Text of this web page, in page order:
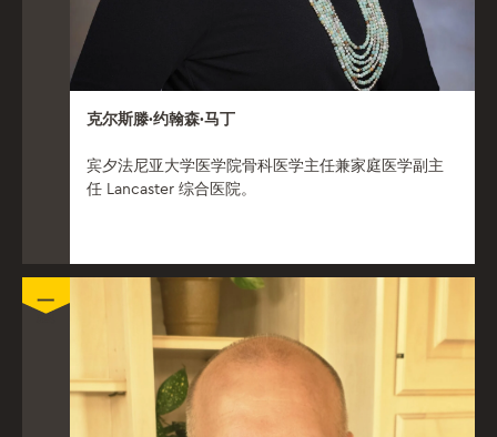
克尔斯滕·约翰森·马丁
宾夕法尼亚大学医学院骨科医学主任兼家庭医学副主
任 Lancaster 综合医院。